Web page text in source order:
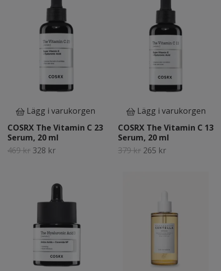
Lägg i varukorgen
COSRX The Vitamin C 23
Serum, 20 ml
469 kr 328 kr
Lägg i varukorgen
COSRX The Vitamin C 13
Serum, 20 ml
379 kr 265 kr